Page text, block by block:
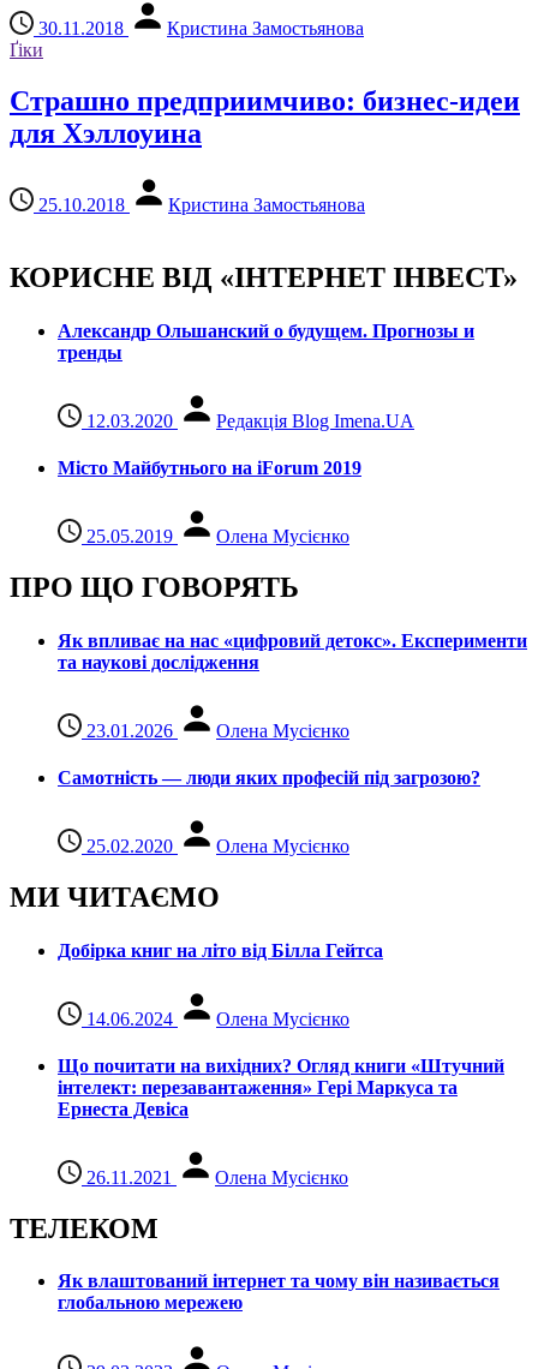
30.11.2018
Кристина Замостьянова
Ґіки
Страшно предприимчиво: бизнес-идеи
для Хэллоуина
25.10.2018 Кристина Замостьянова
КОРИСНЕ ВІД «ІНТЕРНЕТ ІНВЕСТ»
Александр Ольшанский о будущем. Прогнозы и
тренды
12.03.2020 Редакція Blog Imena.UA
Місто Майбутнього на iForum 2019
25.05.2019 Олена Мусієнко
ПРО ЩО ГОВОРЯТЬ
Як впливає на нас «цифровий детокс». Експерименти
та наукові дослідження
23.01.2026 Олена Мусієнко
Самотність — люди яких професій під загрозою?
25.02.2020 Олена Мусієнко
МИ ЧИТАЄМО
Добірка книг на літо від Білла Гейтса
14.06.2024 Олена Мусієнко
Що почитати на вихідних? Огляд книги «Штучний
інтелект: перезавантаження» Гері Маркуса та
Ернеста Девіса
26.11.2021 Олена Мусієнко
ТЕЛЕКОМ
Як влаштований інтернет та чому він називається
глобальною мережею